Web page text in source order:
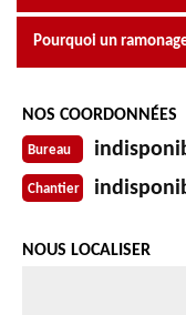
Pourquoi un
NOS COORDONNÉES
Bureau
Chantier
NOUS LOCALISER